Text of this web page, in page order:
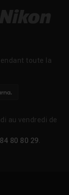
toute la
au vendredi de
80 80 29